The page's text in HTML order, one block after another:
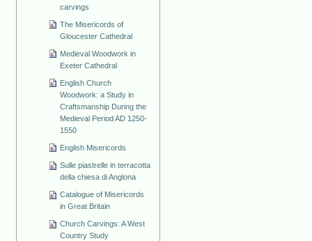
carvings
The Misericords of
Gloucester Cathedral
Medieval Woodwork in
Exeter Cathedral
English Church
Woodwork: a Study in
Craftsmanship During the
Medieval Period AD 1250-
1550
English Misericords
Sulle piastrelle in terracotta
della chiesa di Anglona
Catalogue of Misericords
in Great Britain
Church Carvings: A West
Country Study